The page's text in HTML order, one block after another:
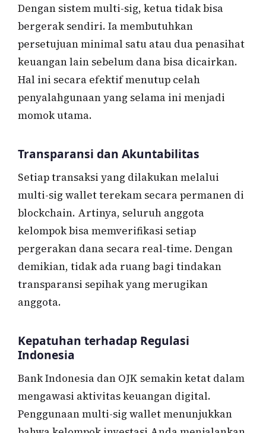
Dengan sistem multi-sig, ketua tidak bisa
bergerak sendiri. Ia membutuhkan
persetujuan minimal satu atau dua penasihat
keuangan lain sebelum dana bisa dicairkan.
Hal ini secara efektif menutup celah
penyalahgunaan yang selama ini menjadi
momok utama.
Transparansi dan Akuntabilitas
Setiap transaksi yang dilakukan melalui
multi-sig wallet terekam secara permanen di
blockchain. Artinya, seluruh anggota
kelompok bisa memverifikasi setiap
pergerakan dana secara real-time. Dengan
demikian, tidak ada ruang bagi tindakan
transparansi sepihak yang merugikan
anggota.
Kepatuhan terhadap Regulasi
Indonesia
Bank Indonesia dan OJK semakin ketat dalam
mengawasi aktivitas keuangan digital.
Penggunaan multi-sig wallet menunjukkan